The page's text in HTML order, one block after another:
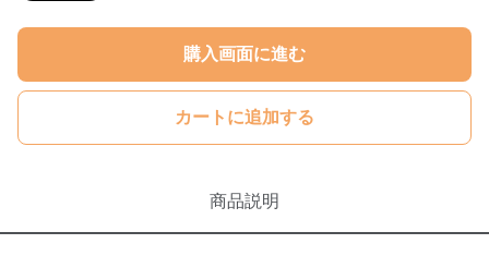
購入画面に進む
カートに追加する
商品説明